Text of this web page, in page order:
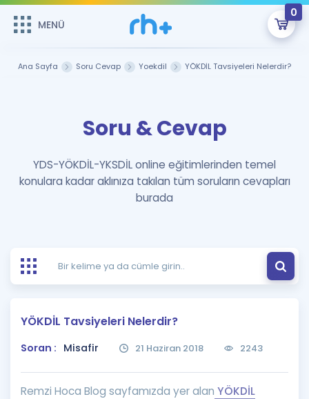
MENÜ
0
Şifremi Hatırlamıyorum
GİRİŞ YAP
Remzi Hoca ile seni sınava hazırlayacak onlarca eğitim seni
bekliyor!
MENÜ
Çalışma Paketleri
Kitaplar ve Kaynaklar
Ücretsiz Kaynaklar
Puan Hesaplama
Rehberlik Aracı
ÖSYM Sınav Takvimi
Blog
İngilizce Gramer
Hakkımızda
Ana Sayfa Soru Cevap Yoekdil YÖKDİL Tavsiyeleri Nelerdir?
Soru & Cevap
YDS-YÖKDİL-YKSDİL online eğitimlerinden temel
konulara kadar aklınıza takılan tüm soruların cevapları
burada
YÖKDİL Tavsiyeleri Nelerdir?
Soran : Misafir 21 Haziran 2018 2243
Remzi Hoca Blog sayfamızda yer alan YÖKDİL